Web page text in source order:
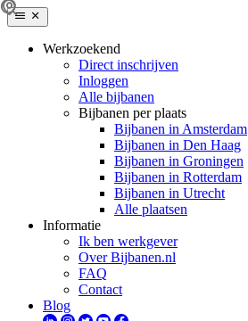
Werkzoekend
Direct inschrijven
Inloggen
Alle bijbanen
Bijbanen per plaats
Bijbanen in Amsterdam
Bijbanen in Den Haag
Bijbanen in Groningen
Bijbanen in Rotterdam
Bijbanen in Utrecht
Alle plaatsen
Informatie
Ik ben werkgever
Over Bijbanen.nl
FAQ
Contact
Blog